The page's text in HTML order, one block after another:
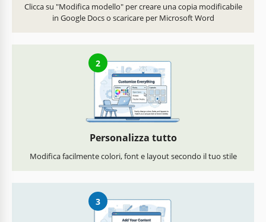
Clicca su "Modifica modello" per creare una copia modificabile
in Google Docs o scaricare per Microsoft Word
2
Personalizza tutto
Modifica facilmente colori, font e layout secondo il tuo stile
3